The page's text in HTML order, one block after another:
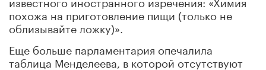
похожа на приготовление пищи (только не
облизывайте ложку)».
Еще больше парламентария опечалила
таблица Менделеева, в которой отсутствуют